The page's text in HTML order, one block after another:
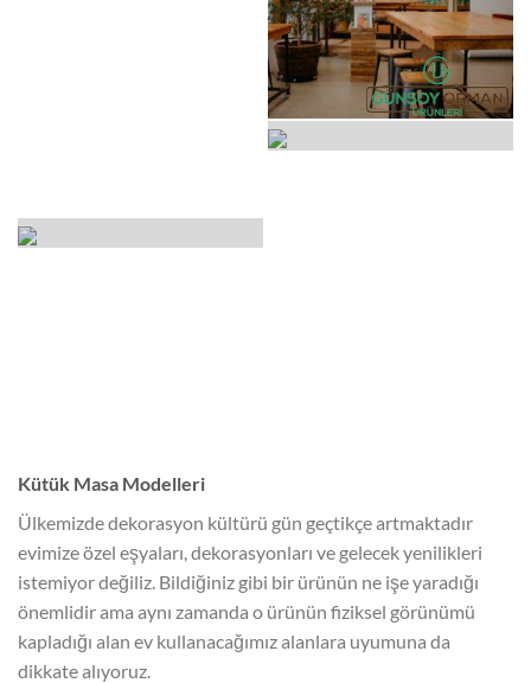
Kütük Masa Modelleri
Ülkemizde dekorasyon kültürü gün geçtikçe artmaktadır
evimize özel eşyaları, dekorasyonları ve gelecek yenilikleri
istemiyor değiliz. Bildiğiniz gibi bir ürünün ne işe yaradığı
önemlidir ama aynı zamanda o ürünün fiziksel görünümü
kapladığı alan ev kullanacağımız alanlara uyumuna da
dikkate alıyoruz.